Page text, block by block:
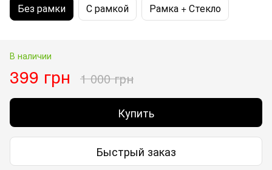
Без рамки С рамкой Рамка + Стекло
В наличии
399 грн 1 000 грн
Купить
Быстрый заказ